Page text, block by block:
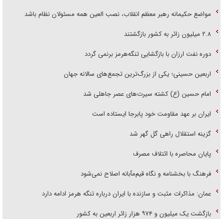
مواضع حکیمانه رهبر معظم انقلاب، نصب العین همه مسئولان نظام باشد
۲.۸ میلیون زائر به کشور بازگشتند
دوره نفت ارزان با بازگشایی تنگه‌هرمز برنمی گردد
اربعین حسینی؛ یکی از بزرگ‌ترین تجمع‌های سالانه جهان
امام حسین (ع) کشته سیرت‌های عصر جاهلی شد
ایران بر عهد مقاومت خود پابرجا ایستاده است
گزینه استقلال راهی گل گهر شد
پایان محاصره با ائتلاف مصرف
فرهنگ با بخشنامه و نگاه قیم‌مآبانه اصلاح نمی‌شود
عمان: مذاکرات مثبت و سازنده با ایران درباره تنگه هرمز ادامه دارد
بازگشت یک میلیون و ۹۷۴ هزار زائر اربعین به کشور